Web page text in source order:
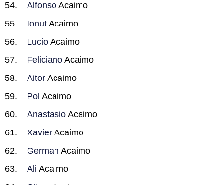
Alfonso Acaimo
Ionut Acaimo
Lucio Acaimo
Feliciano Acaimo
Aitor Acaimo
Pol Acaimo
Anastasio Acaimo
Xavier Acaimo
German Acaimo
Ali Acaimo